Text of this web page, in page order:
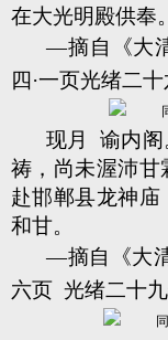
在大光明殿供奉
—摘自《大
四·一页光绪二
现月 谕内阁
祷，尚未渥沛甘
赴邯郸县龙神
和甘。
—摘自《大
六页 光绪二十